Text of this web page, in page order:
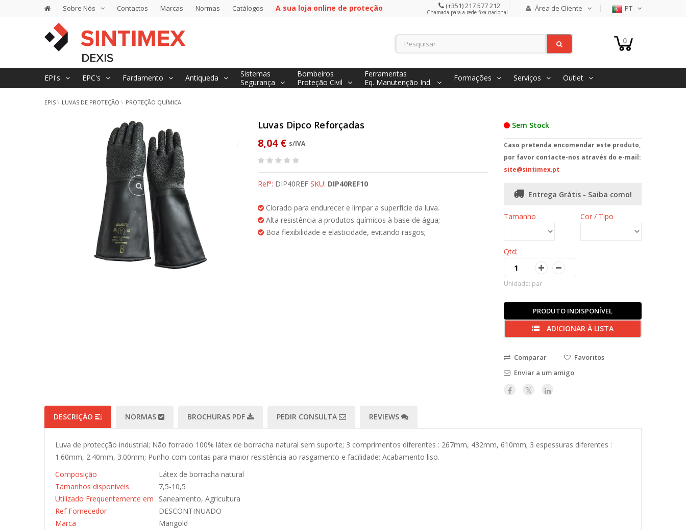
Sobre Nós Contactos Marcas Normas Catálogos A sua loja online de proteção (+351) 217 577 212
Chamada para a rede fixa nacional Área de Cliente PT
0
EPI's EPC's Fardamento Antiqueda
Sistemas
Segurança
Bombeiros
Proteção Civil
Ferramentas
Eq. Manutenção Ind.
Formações Serviços Outlet
EPIS LUVAS DE PROTEÇÃO PROTEÇÃO QUÍMICA
Luvas Dipco Reforçadas
8,04 € s/IVA
Refª: DIP40REF SKU: DIP40REF10
Clorado para endurecer e limpar a superfície da luva.
Alta resistência a produtos químicos à base de água;
Boa flexibilidade e elasticidade, evitando rasgos;
Sem Stock
Caso pretenda encomendar este produto,
por favor contacte-nos através do e-mail:
site@sintimex.pt
Entrega Grátis - Saiba como!
Tamanho Cor / Tipo
Qtd:
Unidade: par
PRODUTO INDISPONÍVEL
ADICIONAR À LISTA
Comparar
Favoritos
Enviar a um amigo
DESCRIÇÃO NORMAS BROCHURAS PDF PEDIR CONSULTA REVIEWS
Luva de protecção industrial; Não forrado 100% látex de borracha natural sem suporte; 3 comprimentos diferentes : 267mm, 432mm, 610mm; 3 espessuras diferentes :
1.60mm, 2.40mm, 3.00mm; Punho com contas para maior resistência ao rasgamento e facilidade; Acabamento liso.
Composição
Látex de borracha natural
Tamanhos disponíveis
7,5-10,5
Utilizado Frequentemente em
Saneamento, Agricultura
Ref Fornecedor
DESCONTINUADO
Marca
Marigold